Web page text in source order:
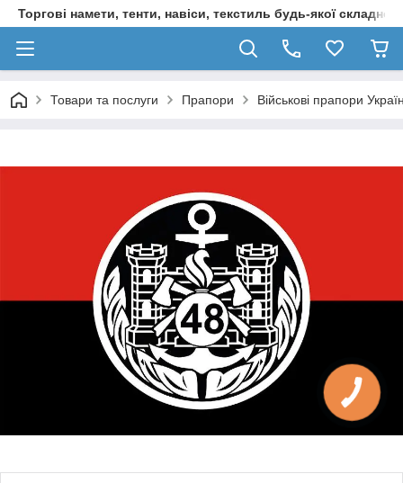
Торгові намети, тенти, навіси, текстиль будь-якої
Товари та послуги Прапори Військові прапори